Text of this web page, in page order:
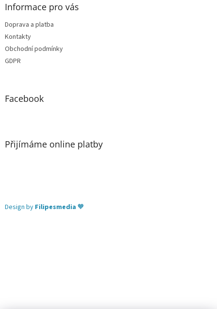
Informace pro vás
Doprava a platba
Kontakty
Obchodní podmínky
GDPR
Facebook
Přijímáme online platby
Design by Filipesmedia 🧡